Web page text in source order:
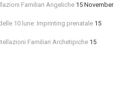
Familiari Angeliche 15 November
10 lune: Imprinting prenatale 15
Familiari Archetipiche 15